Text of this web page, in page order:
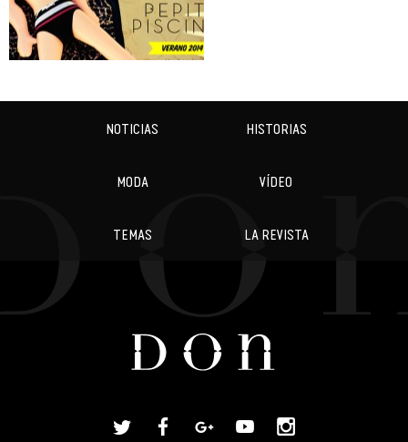
NOTICIAS HISTORIAS
MODA VÍDEO
TEMAS LA REVISTA